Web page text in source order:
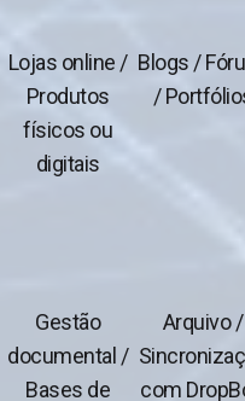
Lojas online /
Produtos
físicos ou
digitais
Blogs /
/
Gestão
documental /
Bases de
Arquivo /
com